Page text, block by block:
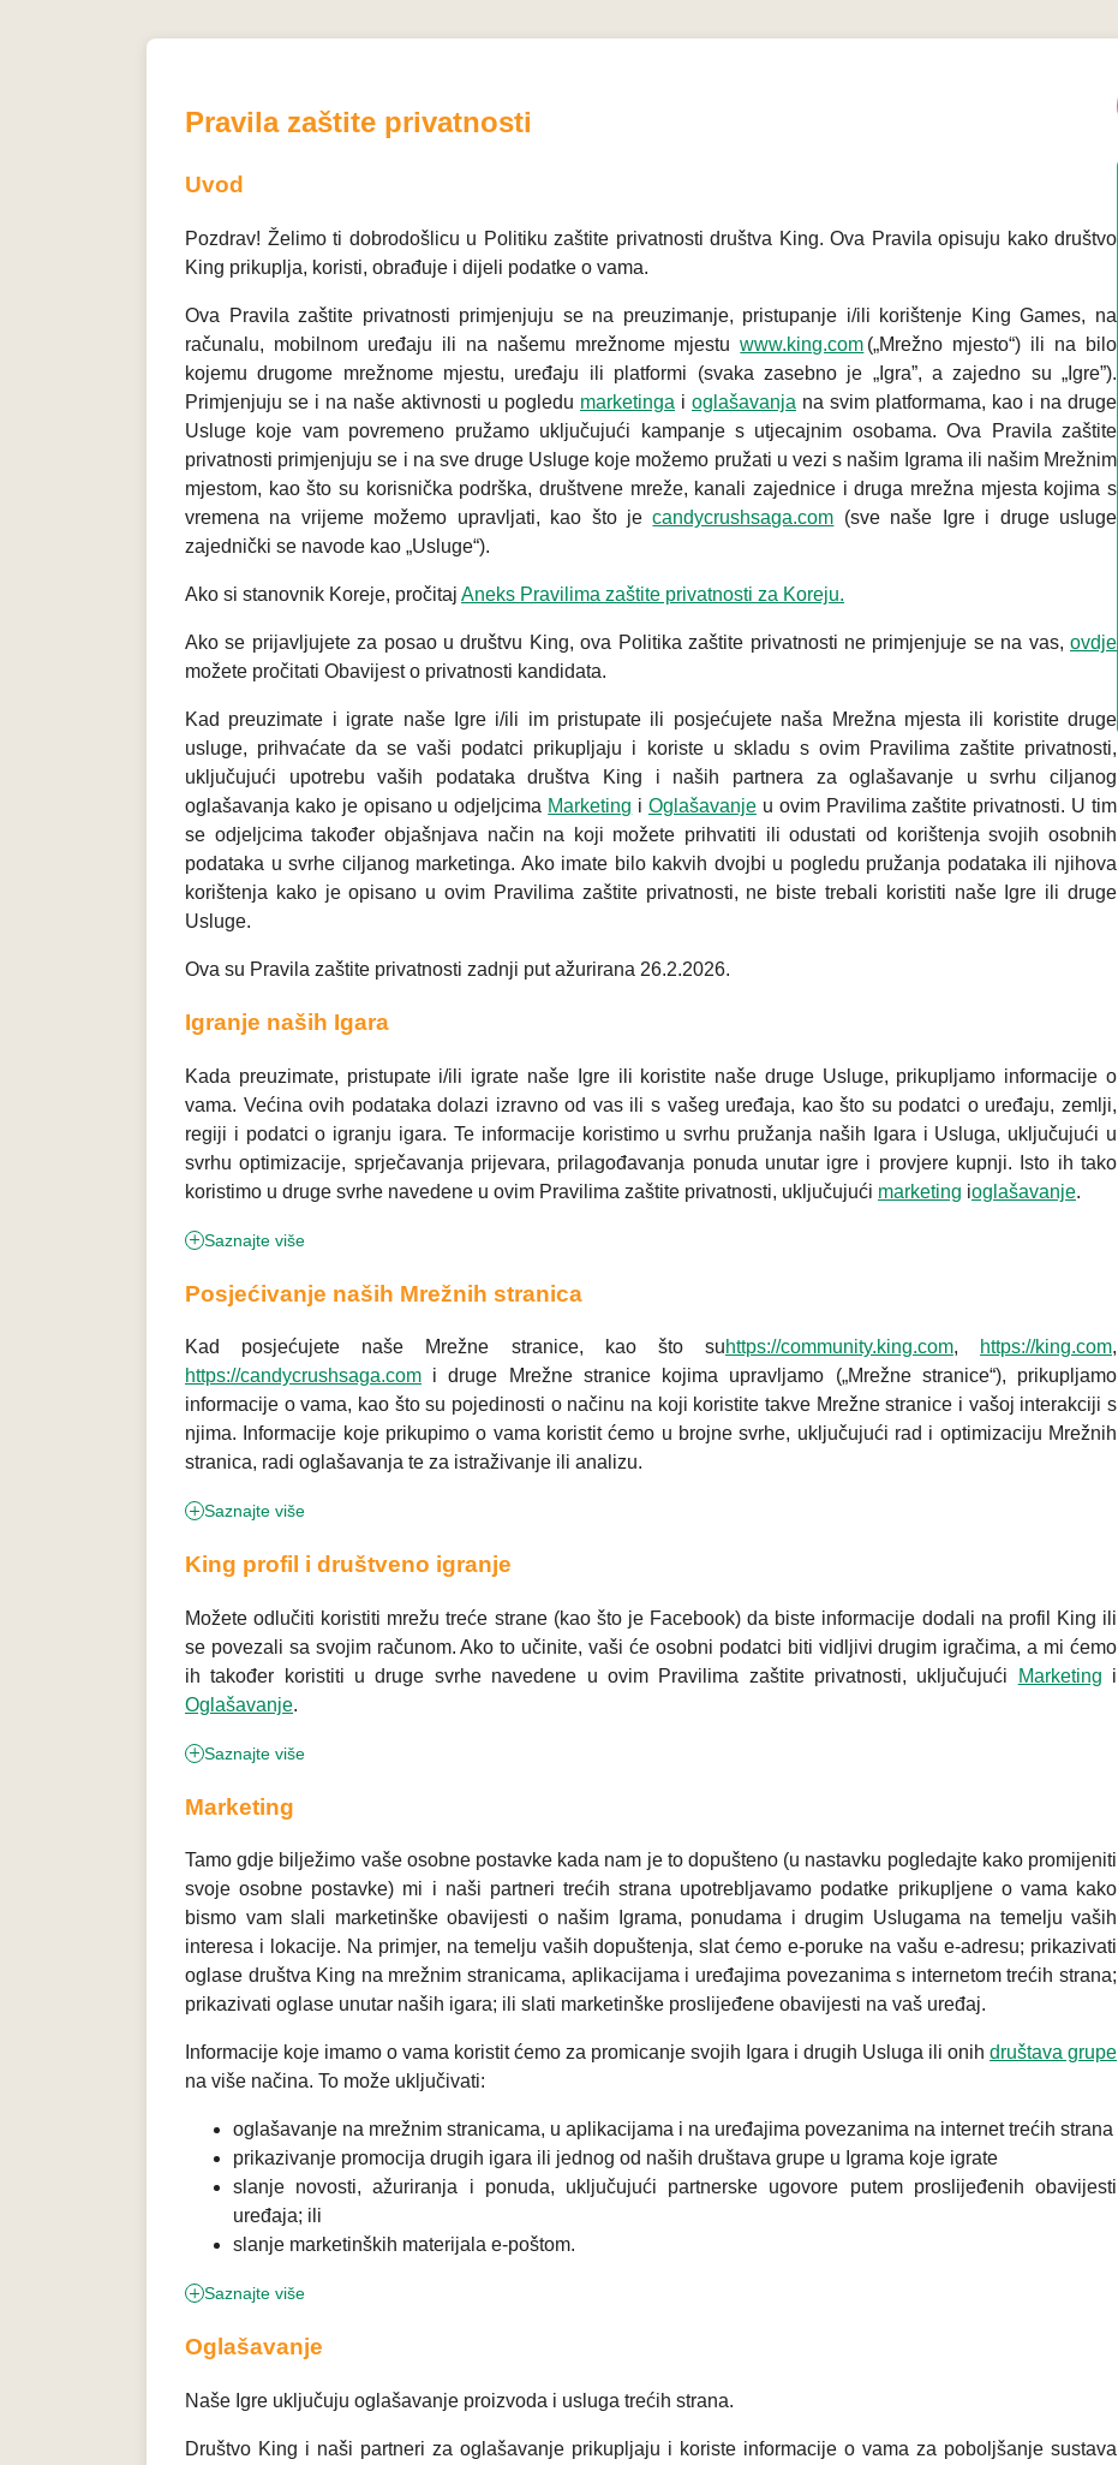
Pravila zaštite privatnosti
Uvod
Pozdrav! Želimo ti dobrodošlicu u Politiku zaštite privatnosti društva King. Ova Pravila opisuju kako društvo
King prikuplja, koristi, obrađuje i dijeli podatke o vama.
Ova Pravila zaštite privatnosti primjenjuju se na preuzimanje, pristupanje i/ili korištenje King Games, na
računalu, mobilnom uređaju ili na našemu mrežnome mjestuwww.king.com („Mrežno mjesto“) ili na bilo
kojemu drugome mrežnome mjestu, uređaju ili platformi (svaka zasebno je „Igra”, a zajedno su „Igre”).
Primjenjuju se i na naše aktivnosti u pogledu marketinga i oglašavanja na svim platformama, kao i na druge
Usluge koje vam povremeno pružamo uključujući kampanje s utjecajnim osobama. Ova Pravila zaštite
privatnosti primjenjuju se i na sve druge Usluge koje možemo pružati u vezi s našim Igrama ili našim Mrežnim
mjestom, kao što su korisnička podrška, društvene mreže, kanali zajednice i druga mrežna mjesta kojima s
vremena na vrijeme možemo upravljati, kao što jecandycrushsaga.com (sve naše Igre i druge usluge
zajednički se navode kao „Usluge“).
Ako si stanovnik Koreje, pročitaj Aneks Pravilima zaštite privatnosti za Koreju.
Ako se prijavljujete za posao u društvu King, ova Politika zaštite privatnosti ne primjenjuje se na vas, ovdje
možete pročitati Obavijest o privatnosti kandidata.
Kad preuzimate i igrate naše Igre i/ili im pristupate ili posjećujete naša Mrežna mjesta ili koristite druge
usluge, prihvaćate da se vaši podatci prikupljaju i koriste u skladu s ovim Pravilima zaštite privatnosti,
uključujući upotrebu vaših podataka društva King i naših partnera za oglašavanje u svrhu ciljanog
oglašavanja kako je opisano u odjeljcima Marketing i Oglašavanjeu ovim Pravilima zaštite privatnosti. U tim
se odjeljcima također objašnjava način na koji možete prihvatiti ili odustati od korištenja svojih osobnih
podataka u svrhe ciljanog marketinga. Ako imate bilo kakvih dvojbi u pogledu pružanja podataka ili njihova
korištenja kako je opisano u ovim Pravilima zaštite privatnosti, ne biste trebali koristiti naše Igre ili druge
Usluge.
Ova su Pravila zaštite privatnosti zadnji put ažurirana 26.2.2026.
Igranje naših Igara
Kada preuzimate, pristupate i/ili igrate naše Igre ili koristite naše druge Usluge, prikupljamo informacije o
vama. Većina ovih podataka dolazi izravno od vas ili s vašeg uređaja, kao što su podatci o uređaju, zemlji,
regiji i podatci o igranju igara. Te informacije koristimo u svrhu pružanja naših Igara i Usluga, uključujući u
svrhu optimizacije, sprječavanja prijevara, prilagođavanja ponuda unutar igre i provjere kupnji. Isto ih tako
koristimo u druge svrhe navedene u ovim Pravilima zaštite privatnosti, uključujući marketing ioglašavanje.
Saznajte više
Posjećivanje naših Mrežnih stranica
Kad posjećujete naše Mrežne stranice, kao što suhttps://community.king.com, https://king.com,
https://candycrushsaga.com i druge Mrežne stranice kojima upravljamo („Mrežne stranice“), prikupljamo
informacije o vama, kao što su pojedinosti o načinu na koji koristite takve Mrežne stranice i vašoj interakciji s
njima. Informacije koje prikupimo o vama koristit ćemo u brojne svrhe, uključujući rad i optimizaciju Mrežnih
stranica, radi oglašavanja te za istraživanje ili analizu.
Saznajte više
King profil i društveno igranje
Možete odlučiti koristiti mrežu treće strane (kao što je Facebook) da biste informacije dodali na profil King ili
se povezali sa svojim računom. Ako to učinite, vaši će osobni podatci biti vidljivi drugim igračima, a mi ćemo
ih također koristiti u druge svrhe navedene u ovim Pravilima zaštite privatnosti, uključujući
Marketing i
Oglašavanje.
Saznajte više
Marketing
Tamo gdje bilježimo vaše osobne postavke kada nam je to dopušteno (u nastavku pogledajte kako promijeniti
svoje osobne postavke) mi i naši partneri trećih strana upotrebljavamo podatke prikupljene o vama kako
bismo vam slali marketinške obavijesti o našim Igrama, ponudama i drugim Uslugama na temelju vaših
interesa i lokacije. Na primjer, na temelju vaših dopuštenja, slat ćemo e-poruke na vašu e-adresu; prikazivati
oglase društva King na mrežnim stranicama, aplikacijama i uređajima povezanima s internetom trećih strana;
prikazivati oglase unutar naših igara; ili slati marketinške proslijeđene obavijesti na vaš uređaj.
Informacije koje imamo o vama koristit ćemo za promicanje svojih Igara i drugih Usluga ili onih društava grupe
na više načina. To može uključivati:
oglašavanje na mrežnim stranicama, u aplikacijama i na uređajima povezanima na internet trećih strana
prikazivanje promocija drugih igara ili jednog od naših društava grupe u Igrama koje igrate
slanje novosti, ažuriranja i ponuda, uključujući partnerske ugovore putem proslijeđenih obavijesti
uređaja; ili
slanje marketinških materijala e-poštom.
Saznajte više
Oglašavanje
Naše Igre uključuju oglašavanje proizvoda i usluga trećih strana.
Društvo King i naši partneri za oglašavanje prikupljaju i koriste informacije o vama za poboljšanje sustava